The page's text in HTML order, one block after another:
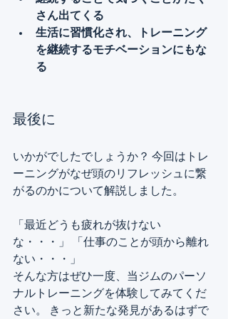
さん出てくる
生活に習慣化され、トレーニング
を継続するモチベーションにもな
る
最後に
いかがでしたでしょうか？ 今回はトレ
ーニングがなぜ頭のリフレッシュに繋
がるのかについて解説しました。
「最近どうも疲れが抜けない
な・・・」 「仕事のことが頭から離れ
ない・・・」
そんな方はぜひ一度、当ジムのパーソ
ナルトレーニングを体験してみてくだ
さい。 きっと新たな発見があるはずで